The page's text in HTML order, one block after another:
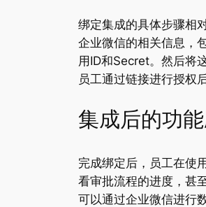
绑定集成的具体步骤相
企业微信的相关信息，
用ID和Secret。然后将
员工通过链接进行授权
集成后的功
完成绑定后，员工在使
看审批流程的进度，甚
可以通过企业微信进行